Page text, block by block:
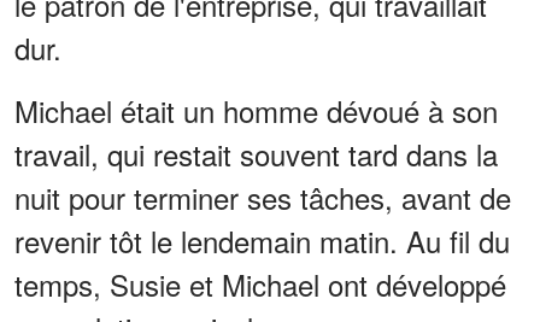
dur.
Michael était un homme dévoué à son
travail, qui restait souvent tard dans la
nuit pour terminer ses tâches, avant de
revenir tôt le lendemain matin. Au fil du
temps, Susie et Michael ont développé